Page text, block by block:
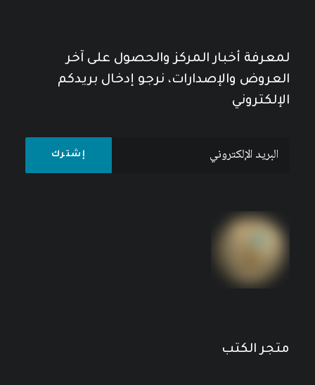
لمعرفة أخبار المركز والحصول على آخر
العروض والإصدارات، نرجو إدخال بريدكم
الإلكتروني
متجر الكتب